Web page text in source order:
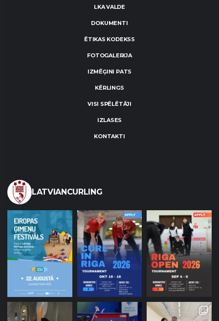
LKA VALDE
DOKUMENTI
ĒTIKAS KODEKSS
FOTOGALERIJA
IZMĒĢINI PATS
KĒRLINGS
VISI SPĒLĒTĀJI
IZLASES
KONTAKTI
LATVIANCURLING